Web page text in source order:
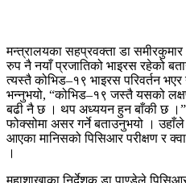
मन्त्रालयका सहप्रवक्ता डा
रुप नै नयाँ प्रजातिको भाइरस रहेको
त्यस्तै कोभिड–१९ भाइरस परिवर्तन
भन्नुभयो, “कोभिड–१९ जस्तै यसको
बढी नै छ । थप अध्ययन हुन बाँकी छ
फोक्सोमा असर गर्ने बताउनुभयो ।
आएका मानिसको पिसिआर परीक्षण र
।
महाशाखाका निर्देशक डा पाण्डेले